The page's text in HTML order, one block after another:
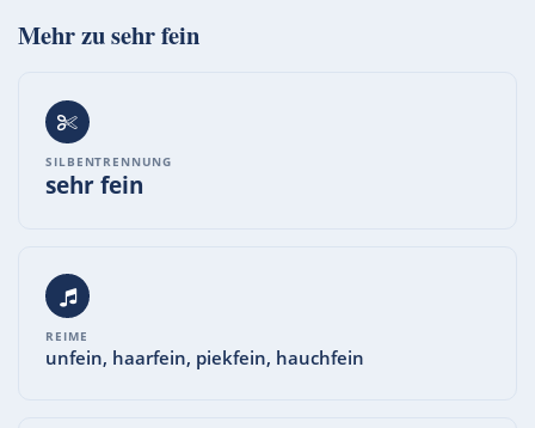
Mehr zusehr fein
SILBENTRENNUNG
sehr fein
REIME
unfein, haarfein, piekfein, hauchfein